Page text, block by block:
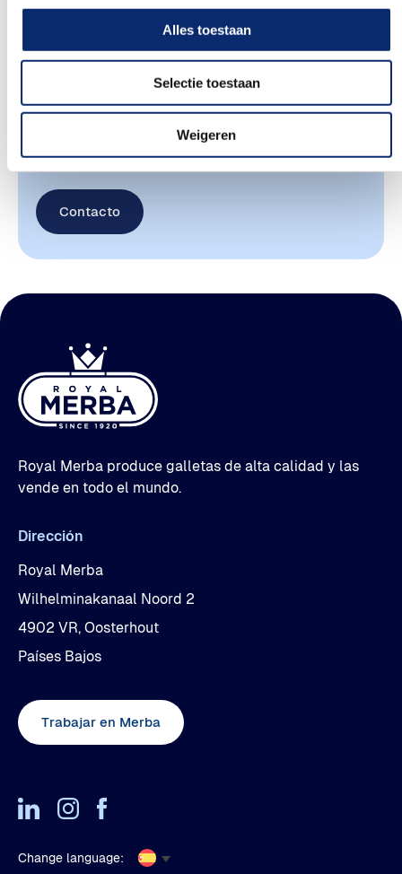
Alles toestaan
Selectie toestaan
Weigeren
Quieres más información sobre nuestros
productos o tienes alguna otra pregunta ?
Contacto
Royal Merba produce galletas de alta calidad y las
vende en todo el mundo.
Dirección
Royal Merba
Wilhelminakanaal Noord 2
4902 VR, Oosterhout
Países Bajos
Trabajar en Merba
Change language: